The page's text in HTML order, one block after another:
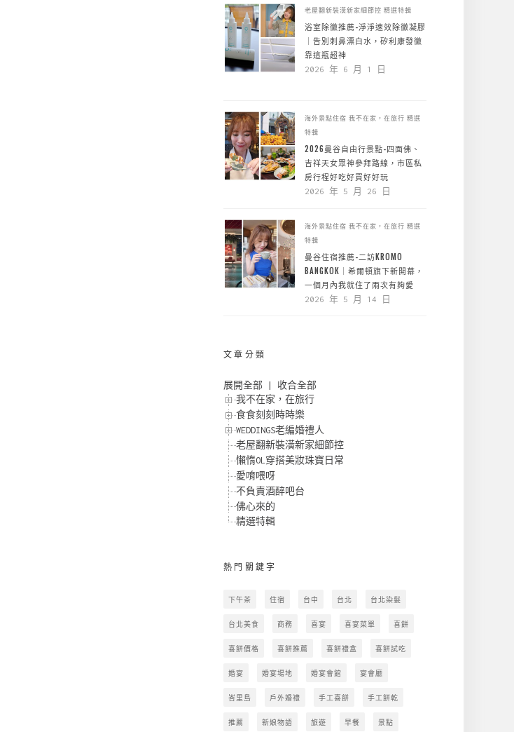
老屋翻新裝潢新家細節控 精選特輯
浴室除黴推薦-淨淨速效除黴凝膠
｜告別刺鼻漂白水，矽利康發黴
靠這瓶超神
2026 年 6 月 1 日
海外景點住宿 我不在家，在旅行 精選
特輯
2026曼谷自由行景點-四面佛、
吉祥天女眾神參拜路線，市區私
房行程好吃好買好好玩
2026 年 5 月 26 日
海外景點住宿 我不在家，在旅行 精選
特輯
曼谷住宿推薦-二訪KROMO
BANGKOK｜希爾頓旗下新開幕，
一個月內我就住了兩次有夠愛
2026 年 5 月 14 日
文章分類
展開全部
收合全部
我不在家，在旅行
食食刻刻時時樂
WEDDINGS老編婚禮人
老屋翻新裝潢新家細節控
懶惰OL穿搭美妝珠寶日常
愛唷喂呀
不負責酒醉吧台
佛心來的
精選特輯
熱門關鍵字
下午茶 住宿 台中 台北 台北染髮
台北美食 商務 喜宴 喜宴菜單 喜餅
喜餅價格 喜餅推薦 喜餅禮盒 喜餅試吃
婚宴 婚宴場地 婚宴會館 宴會廳
峇里島 戶外婚禮 手工喜餅 手工餅乾
推薦 新娘物語 旅遊 早餐 景點